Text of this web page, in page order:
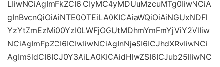
LIiwNCiAgImFkZCI6ICIyMC4yMDUuMzcuMTg0IiwNCiA
gInBvcnQiOiAiNTE0OTEiLA0KICAiaWQiOiAiNGUxNDFl
YzYtZmEzMi00YzI0LWFjOGUtMDhmYmFmYjViY2VlIiw
NCiAgImFpZCI6ICIwIiwNCiAgInNjeSI6ICJhdXRvIiwNCi
AgIm5ldCI6ICJ0Y3AiLA0KICAidHlwZSI6ICJub25lIiwNC